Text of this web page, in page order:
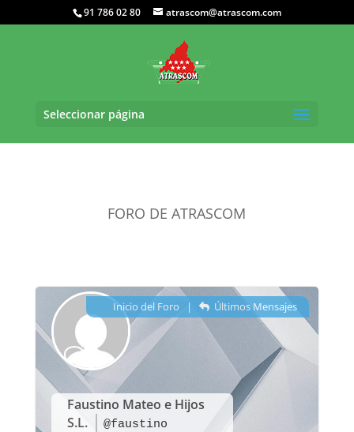
91 786 02 80 atrascom@atrascom.com
Seleccionar página
FORO DE ATRASCOM
Faustino Mateo e Hijos
S.L.
@faustino
Inicio del Foro | Últimos Mensajes